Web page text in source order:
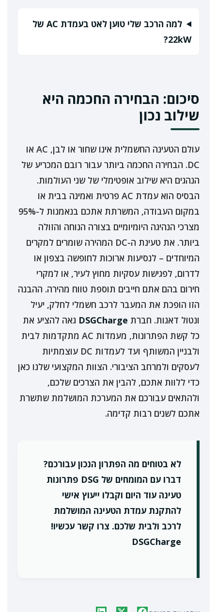
למה הרכב שלי טוען לאט בעמדת AC של
22kW?
סיכום: הבחירה החכמה היא
שילוב נכון
עולם הטעינה החשמלית אינו שחור או לבן, AC או
DC. הבחירה החכמה ביותר עבור רובם המכריע של
הנהגים היא שילוב אופטימלי של שני העולמות.
הבסיס הוא עמדת AC פרטית ואמינה בבית או
במקום העבודה, המשרתת אתכם בנאמנות ל-95%
מצרכי הנהיגה היומיומיים בצורה הנוחה והזולה
ביותר. את טעינת ה-DC המהירה שומרים למקרים
המיוחדים – לנסיעות ארוכות לחופשה בצפון או
לדרום, לפגישות עסקיות מחוץ לעיר, או למקרי
חירום בהם אתם חייבים תוספת טווח מהירה. ההבנה
הזו הופכת את המעבר לרכב חשמלי לחלק, יעיל
ונטול דאגות. חברת DSGCharge גאה להציע את
כל קשת הפתרונות, מעמדות AC מתקדמות לבית
ולבניין המשותף ועד לעמדות DC עוצמתיות
לעסקים ולמרחב הציבורי. הצוות המקצועי שלנו כאן
כדי ללוות אתכם, להבין את הצרכים שלכם,
ולהתאים עבורכם את המערכת המושלמת שתשרת
אתכם לשנים רבות קדימה.
לא בטוחים מה הפתרון הנכון עבורכם?
דברו עם המומחים של DSG פתרונות
טעינה עוד היום וקבלו ייעוץ אישי
להתקנת עמדת הטעינה המושלמת
לרכב ולבית שלכם. צרו קשר עכשיו!
DSGCharge